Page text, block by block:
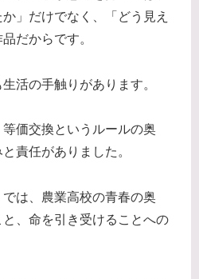
」だけでなく、「どう見え
だからです。
活の手触りがあります。
等価交換というルールの奥
責任がありました。
では、農業高校の青春の奥
、命を引き受けることへの